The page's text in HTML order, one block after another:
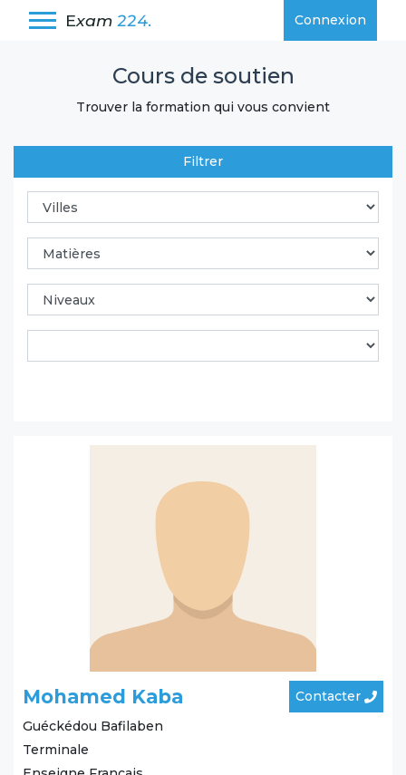
Exam 224. Connexion
Cours de soutien
Trouver la formation qui vous convient
Filtrer
Mohamed Kaba
Contacter
Guéckédou Bafilaben
Terminale